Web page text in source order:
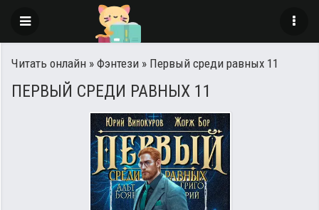
Читать онлайн » Фэнтези » Первый среди равных 11
ПЕРВЫЙ СРЕДИ РАВНЫХ 11